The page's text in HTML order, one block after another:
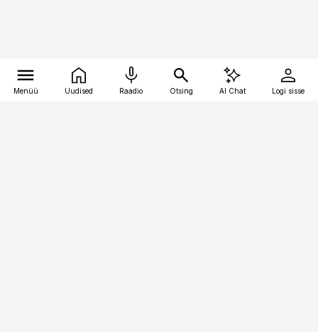
Menüü Uudised Raadio Otsing AI Chat Logi sisse